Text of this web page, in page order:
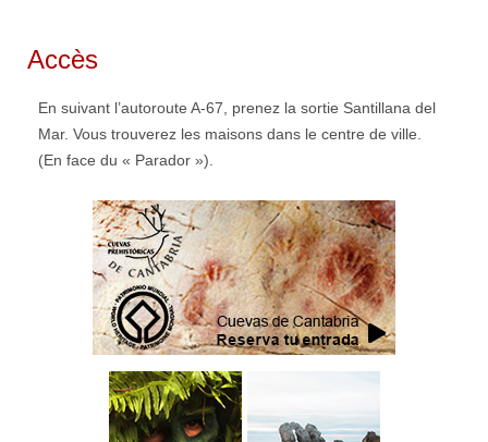
Accès
En suivant l’autoroute A-67, prenez la sortie Santillana del
Mar. Vous trouverez les maisons dans le centre de ville.
(En face du « Parador »).